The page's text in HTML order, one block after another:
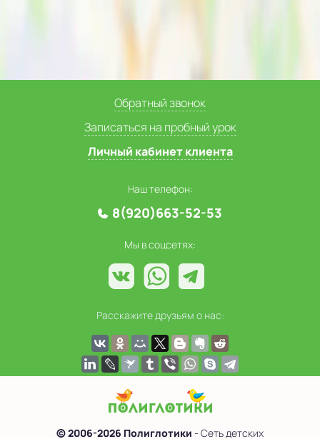
Обратный звонок
Записаться на пробный урок
Личный кабинет клиента
Наш телефон:
8(920)663-52-53
Мы в соцсетях:
Расскажите друзьям о нас:
© 2006-2026 Полиглотики - Сеть детских